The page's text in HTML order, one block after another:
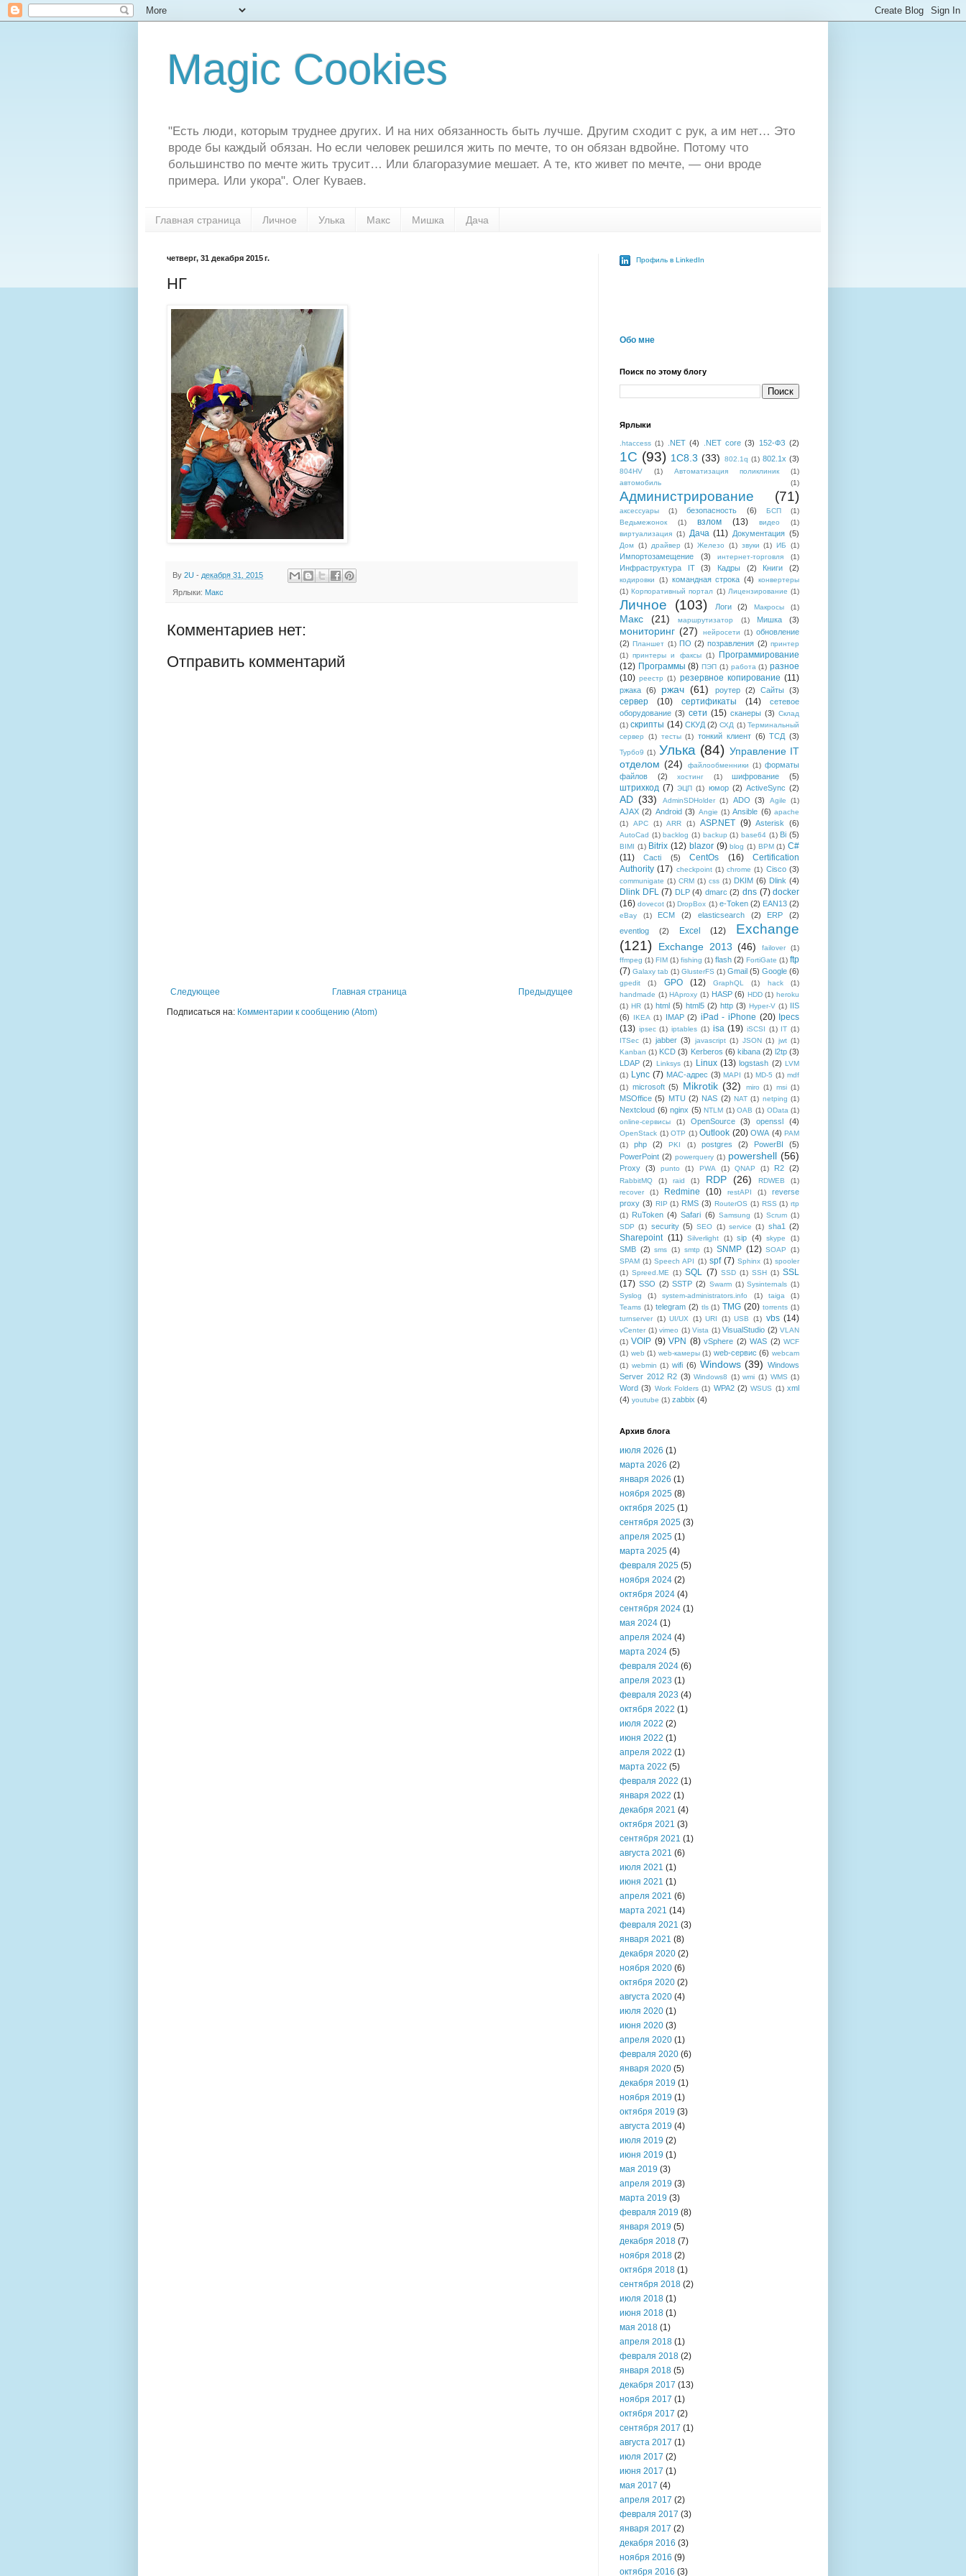
Magic Cookies
"Есть люди, которым труднее других. И на них обязанность быть лучше. Другим сходит с рук, а им нет… Это
вроде бы каждый обязан. Но если человек решился жить по мечте, то он обязан вдвойне. Потому что
большинство по мечте жить трусит… Или благоразумие мешает. А те, кто живет по мечте, — они вроде
примера. Или укора". Олег Куваев.
Главная страница Личное Улька Макс Мишка Дача
четверг, 31 декабря 2015 г.
НГ
By 2U - декабря 31, 2015
Ярлыки: Макс
Комментариев нет:
Отправить комментарий
Следующее Предыдущее
Главная страница
Подписаться на: Комментарии к сообщению (Atom)
Профиль в LinkedIn
Обо мне
Поиск по этому блогу
Ярлыки
.htaccess (1) .NET (4) .NET core (3) 152-ФЗ (2)
1С (93) 1C8.3 (33) 802.1q (1) 802.1x (3)
804HV (1) Автоматизация поликлиник
(1)
автомобиль
(1)
Администрирование (71)
аксессуары (1) безопасность (6) БСП
(1)
Ведьмежонок
(1) взлом (13) видео
(1)
виртуализация (1) Дача (11) Документация (5)
Дом (1) драйвер (1) Железо (1) звуки (1) ИБ (1)
Импортозамещение (3) интернет-торговля (1)
Инфраструктура IT (3) Кадры (2) Книги (2)
кодировки (1) командная строка (4)
конвертеры
(1) Корпоративный портал (1) Лицензирование (1)
Личное (103) Логи (2) Макросы (1)
Макс (21) маршрутизатор (1) Мишка (3)
мониторинг (27) нейросети (1) обновление
(2) Планшет (1) ПО (2) позравления (2) принтер
(1) принтеры и факсы (1)
Программирование
(12) Программы (8) ПЭП (1) работа (1) разное
(10) реестр (1) резервное копирование (11)
ржака (6) ржач (61) роутер (2) Сайты (3)
сервер (10) сертификаты (14)
сетевое
оборудование (3) сети (15) сканеры (3) Склад
(1) скрипты (14) СКУД (2) СХД (1) Терминальный
сервер
(1) тесты (1) тонкий клиент (6) ТСД (3)
Турбо9 (1) Улька (84) Управление IT
отделом (24) файлообменники (1) форматы
файлов
(2) хостинг (1) шифрование (5)
штрихкод (7) ЭЦП (1) юмор (2) ActiveSync (2)
AD (33) AdminSDHolder (1) ADO (3) Agile (1)
AJAX (2) Android (3) Angie (1) Ansible (6) apache
(1)
APC (1) ARR (1) ASP.NET (9) Asterisk (6)
AutoCad (1) backlog (1) backup (1) base64 (1) Bi (5)
BIMI (1) Bitrix (12) blazor (9) blog (1) BPM (1) C#
(11)
Cacti (5) CentOs (16)
Certification
Authority (17) checkpoint (1) chrome (1) Cisco (3)
communigate (1) CRM (1) css (1) DKIM (6) Dlink (4)
Dlink DFL (7) DLP (4) dmarc (2) dns (7) docker
(16) dovecot (1) DropBox (1) e-Token (2) EAN13 (2)
eBay (1) ECM (2) elasticsearch (2) ERP
(2)
eventlog
(2) Excel (12)
Exchange
(121)
Exchange 2013 (46) failover
(1)
ffmpeg (1) FIM (1) fishing (1) flash (2) FortiGate (1) ftp
(7) Galaxy tab (1) GlusterFS (1) Gmail (5) Google (6)
gpedit (1) GPO (12) GraphQL (1) hack
(1)
handmade (1) HAproxy (1) HASP (6) HDD (1) heroku
(1) HR (1) html (5) html5 (2) http (3) Hyper-V (1) IIS
(6)
IKEA (1) IMAP (2) iPad - iPhone (20) Ipecs
(13) ipsec (1) iptables (1) isa (19) iSCSI (1) IT (1)
ITSec (1) jabber (3) javascript (1) JSON (1) jwt (1)
Kanban (1) KCD (3) Kerberos (6) kibana (2) l2tp (3)
LDAP (2) Linksys (1) Linux (13) logstash (2) LVM
(1) Lync (7) MAC-адрес (3) MAPI (1) MD-5 (1) mdf
(1) microsoft (5) Mikrotik (32) miro (1) msi (1)
MSOffice (5) MTU (2) NAS (2) NAT (1) netping (1)
Nextcloud (6) nginx (5) NTLM (1) OAB (1) OData (1)
online-сервисы
(1) OpenSource (3) openssl (4)
OpenStack (1) OTP (1) Outlook (20) OWA (4) PAM
(1)
php (2) PKI (1) postgres (2) PowerBI
(5)
PowerPoint (2) powerquery (1) powershell (56)
Proxy (3) punto (1) PWA (1) QNAP (1) R2 (2)
RabbitMQ (1) raid (1) RDP (26) RDWEB
(1)
recover
(1) Redmine (10) restAPI (1)
reverse
proxy (3) RIP (1) RMS (3) RouterOS (1) RSS (1) rtp
(1) RuToken (4) Safari (6) Samsung (1) Scrum (1)
SDP (1) security (5) SEO (1) service (1) sha1 (2)
Sharepoint (11) Silverlight (1) sip (4) skype (1)
SMB (2) sms (1) smtp (1) SNMP (12) SOAP
(1)
SPAM (1) Speech API (1) spf (7) Sphinx (1) spooler
(1) Spreed.ME (1) SQL (7) SSD (1) SSH (1) SSL
(17) SSO (2) SSTP (2) Swarm (1) Sysinternals (1)
Syslog
(1) system-administrators.info (1) taiga
(1)
Teams (1) telegram (2) tls (1) TMG (20) torrents (1)
turnserver (1) UI/UX (1) URI (1) USB (1) vbs (14)
vCenter (1) vimeo (1) Vista (1) VisualStudio (2) VLAN
(1) VOIP (9) VPN (8) vSphere (2) WAS (2) WCF
(1) web (1) web-камеры (1) web-сервис (6) webcam
(1) webmin (1) wifi (6) Windows (39) Windows
Server 2012 R2 (3) Windows8 (1) wmi (1) WMS (1)
Word (3) Work Folders (1) WPA2 (2) WSUS (1) xml
(4) youtube (1) zabbix (4)
Архив блога
июля 2026 (1)
марта 2026 (2)
января 2026 (1)
ноября 2025 (8)
октября 2025 (1)
сентября 2025 (3)
апреля 2025 (1)
марта 2025 (4)
февраля 2025 (5)
ноября 2024 (2)
октября 2024 (4)
сентября 2024 (1)
мая 2024 (1)
апреля 2024 (4)
марта 2024 (5)
февраля 2024 (6)
апреля 2023 (1)
февраля 2023 (4)
октября 2022 (1)
июля 2022 (2)
июня 2022 (1)
апреля 2022 (1)
марта 2022 (5)
февраля 2022 (1)
января 2022 (1)
декабря 2021 (4)
октября 2021 (3)
сентября 2021 (1)
августа 2021 (6)
июля 2021 (1)
июня 2021 (1)
апреля 2021 (6)
марта 2021 (14)
февраля 2021 (3)
января 2021 (8)
декабря 2020 (2)
ноября 2020 (6)
октября 2020 (2)
августа 2020 (4)
июля 2020 (1)
июня 2020 (3)
апреля 2020 (1)
февраля 2020 (6)
января 2020 (5)
декабря 2019 (1)
ноября 2019 (1)
октября 2019 (3)
августа 2019 (4)
июля 2019 (2)
июня 2019 (1)
мая 2019 (3)
апреля 2019 (3)
марта 2019 (3)
февраля 2019 (8)
января 2019 (5)
декабря 2018 (7)
ноября 2018 (2)
октября 2018 (1)
сентября 2018 (2)
июля 2018 (1)
июня 2018 (1)
мая 2018 (1)
апреля 2018 (1)
февраля 2018 (2)
января 2018 (5)
декабря 2017 (13)
ноября 2017 (1)
октября 2017 (2)
сентября 2017 (1)
августа 2017 (1)
июля 2017 (2)
июня 2017 (1)
мая 2017 (4)
апреля 2017 (2)
февраля 2017 (3)
января 2017 (2)
декабря 2016 (3)
ноября 2016 (9)
октября 2016 (3)